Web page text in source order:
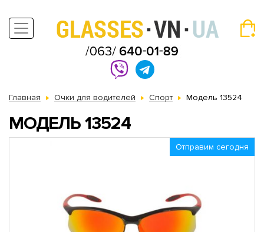
Главная Очки для водителей Спорт Модель 13524
МОДЕЛЬ 13524
Отправим сегодня